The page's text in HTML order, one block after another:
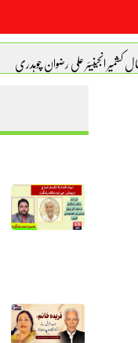
کشمیر انجینیئر علی رضوان چوہدری